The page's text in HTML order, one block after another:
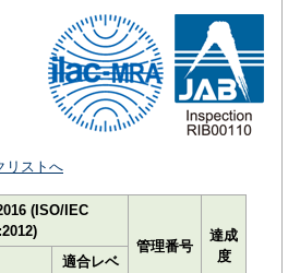
リストへ
(ISO/IEC
管理番号
達成
度
適合レベ